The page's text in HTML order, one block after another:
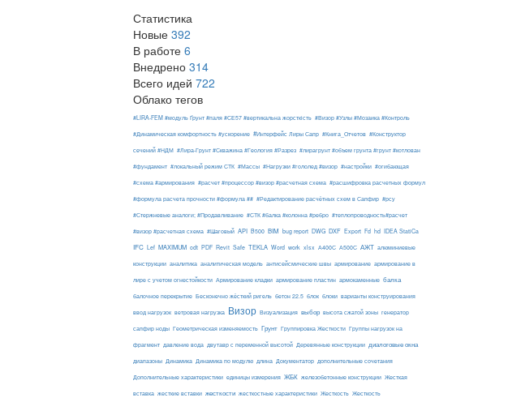
Статистика
Новые 392
В работе 6
Внедрено 314
Всего идей 722
Облако тегов
#LIRA-FEM #модуль Ґрунт #паля #СЕ57 #вертикальна жорсткість #Визор #Узлы #Мозаика #Контроль
#Динамическая комфортность #ускорение #Интерфейс Лиры Сапр #Книга_Отчетов #Конструктор
сечений #НДМ #Лира-Грунт #Скважина #Геология #Разрез #лирагрунт #объем грунта #грунт #котлован
#фундамент #локальный режим СТК #Массы #Нагрузки #гололед #визор #настройки #огибающая
#схема #армирования #расчет #процессор #визор #расчетная схема #расшифровка расчетных формул
#формула расчета прочности #формула ## #Редактирование расчётных схем в Сапфир #рсу
#Стержневые аналоги; #Продавливание #СТК #балка #колонна #ребро #теплопроводность#расчет
#визор #расчетная схема #Шаговый API B500 BIM bug report DWG DXF Export Fd hd IDEA StatiCa
IFC Lef MAXIMUM odt PDF Revit Safe TEKLA Word work xlsx А400С А500С АЖТ алюминиевые
конструкции аналитика аналитическая модель антисейсмические швы армирование армирование в
лире с учетом огнестойкости Армирование кладки армирование пластин армокаменные балка
балочное перекрытие Бесконечно жёсткий ригель бетон 22.5 блок блоки варианты конструирования
ввод нагрузок ветровая нагрузка Визор Визуализация выбор высота сжатой зоны генератор
сапфир ноды Геометрическая изменяемость Грунт Группировка Жесткости Группы нагрузок на
фрагмент давление вода двутавр с переменной высотой Деревянные конструкции диалоговые окна
диапазоны Динамика Динамика по модулю длина Документатор дополнительные сочетания
Дополнительные характеристики единицы измерения ЖБК железобетонные конструкции Жесткая
вставка жесткие вставки жесткости жесткостные характеристики Жесткость Жесткость